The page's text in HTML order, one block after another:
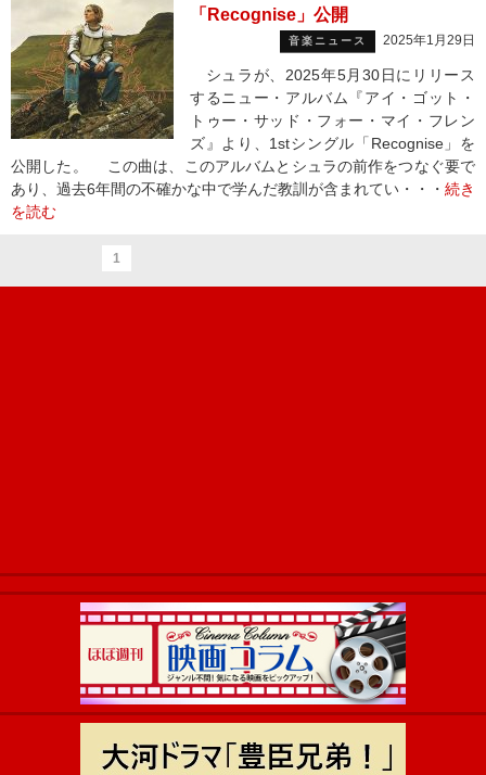
「Recognise」公開
音楽ニュース 2025年1月29日
シュラが、2025年5月30日にリリース
するニュー・アルバム『アイ・ゴット・
トゥー・サッド・フォー・マイ・フレン
ズ』より、1stシングル「Recognise」を
公開した。 この曲は、このアルバムとシュラの前作をつなぐ要で
あり、過去6年間の不確かな中で学んだ教訓が含まれてい・・・ 続き
を読む
1